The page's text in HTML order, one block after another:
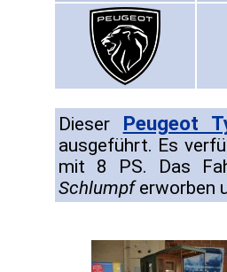
Dieser Peugeot
ausgeführt. Es
mit 8 PS. Das
Schlumpferworben